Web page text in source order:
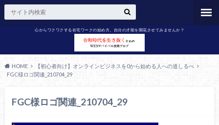
心からワクワクする在宅ワークの始め方。自分の才能を開花させてみませんか？
HOME
【初心者向け】オンラインビジネスを0から始める人への道しるべ
FGC様ロゴ関連_210704_29
FGC様ロゴ関連_210704_29